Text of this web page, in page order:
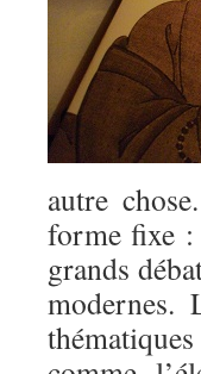
autre
forme fixe
grands
modernes.